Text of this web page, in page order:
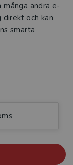
många andra e-
och kan
smarta